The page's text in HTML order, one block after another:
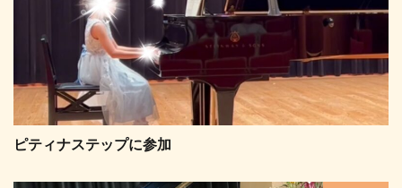
ピティナステップに参加